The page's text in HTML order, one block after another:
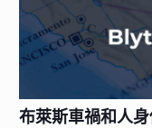
布萊斯車禍和人